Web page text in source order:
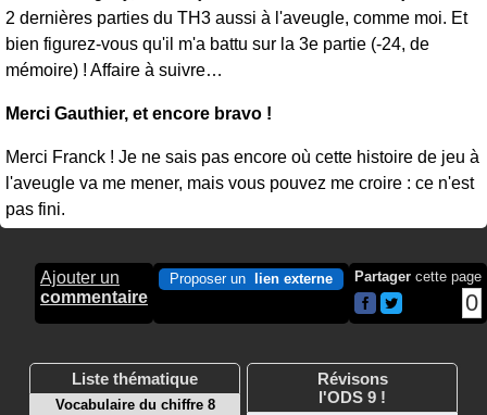
2 dernières parties du TH3 aussi à l'aveugle, comme moi. Et
bien figurez-vous qu'il m'a battu sur la 3e partie (-24, de
mémoire) ! Affaire à suivre…
Merci Gauthier, et encore bravo !
Merci Franck ! Je ne sais pas encore où cette histoire de jeu à
l'aveugle va me mener, mais vous pouvez me croire : ce n'est
pas fini.
Ajouter un
commentaire
Proposer un lien externe Partager cette page
0
Liste thématique
Vocabulaire du chiffre 8
Révisons
l'ODS 9 !